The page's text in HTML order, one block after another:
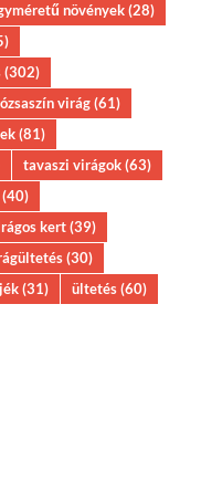
növények(28)
(302)
virág(61)
(81)
tavaszi virágok(63)
(40)
kert(39)
(30)
(31) ültetés(60)